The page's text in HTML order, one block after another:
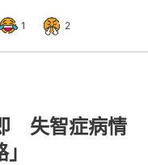
1 2
失智症病情